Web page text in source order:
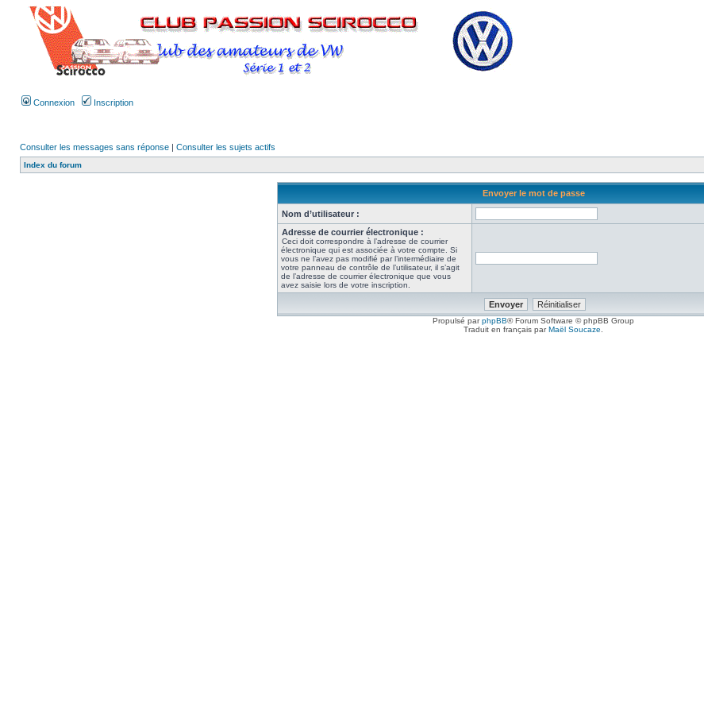
Connexion Inscription
Consulter les messages sans réponse | Consulter les sujets actifs
Index du forum
Envoyer le mot de passe
Nom d’utilisateur :
Adresse de courrier électronique :
Ceci doit correspondre à l’adresse de courrier
électronique qui est associée à votre compte. Si
vous ne l’avez pas modifié par l’intermédiaire de
votre panneau de contrôle de l’utilisateur, il s’agit
de l’adresse de courrier électronique que vous
avez saisie lors de votre inscription.
Propulsé parphpBB® Forum Software © phpBB Group
Traduit en français parMaël Soucaze